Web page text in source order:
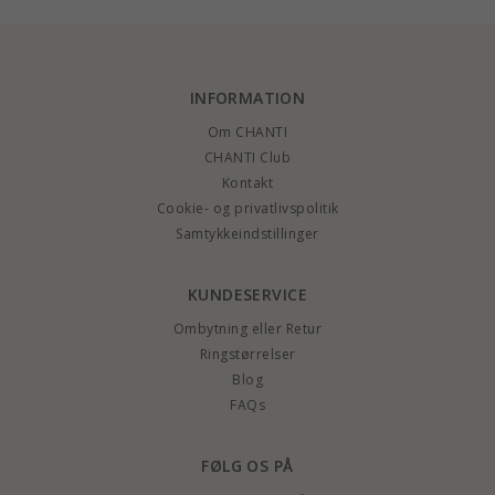
INFORMATION
Om CHANTI
CHANTI Club
Kontakt
Cookie- og privatlivspolitik
Samtykkeindstillinger
KUNDESERVICE
Ombytning eller Retur
Ringstørrelser
Blog
FAQs
FØLG OS PÅ